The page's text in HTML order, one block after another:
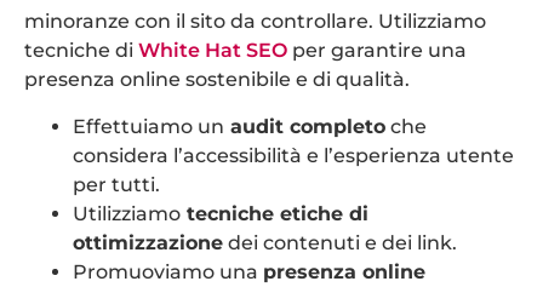
minoranze con il sito da controllare. Utilizziamo
tecniche di White Hat SEO per garantire una
presenza online sostenibile e di qualità.
Effettuiamo un audit completo che
considera l’accessibilità e l’esperienza utente
per tutti.
Utilizziamo tecniche etiche di
ottimizzazione dei contenuti e dei link.
Promuoviamo una presenza online